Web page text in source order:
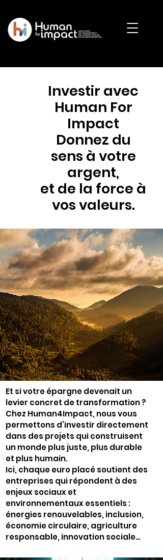
Investir avec
Human For
Impact
Donnez du
sens à votre
argent,
et de la force à
vos valeurs.
Et si votre épargne devenait un
levier concret de transformation ?
Chez Human4Impact, nous vous
permettons d’investir directement
dans des projets qui construisent
un monde plus juste, plus durable
et plus humain.
Ici, chaque euro placé soutient des
entreprises qui répondent à des
enjeux sociaux et
environnementaux essentiels :
énergies renouvelables, inclusion,
économie circulaire, agriculture
responsable, innovation sociale…